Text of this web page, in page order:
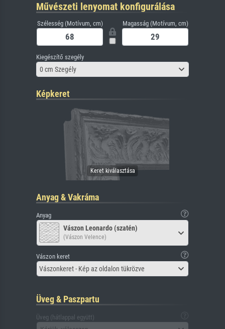
Művészeti lenyomat konfigurálása
Szélesség (Motívum, cm) Magasság (Motívum, cm)
Kiegészítő szegély
0 cm Szegély
Képkeret
Anyag & Vakráma
Anyag
Vászon Leonardo (szatén)
(Vászon Velence)
Vászon keret
Vászonkeret - Kép az oldalon tükrözve
Üveg & Paszpartu
Üveg (hátlappal együtt)